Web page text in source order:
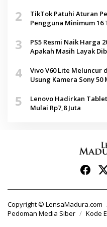
2
TikTok Patuhi Aturan
Pengguna Minimum 16
3
PS5 Resmi Naik Harga
Apakah Masih Layak
4
Vivo V60 Lite Meluncur
Usung Kamera Sony 50
5
Lenovo Hadirkan
Mulai Rp7,8 Juta
Copyright © LensaMadura.com
Pedoman Media Siber
Kode